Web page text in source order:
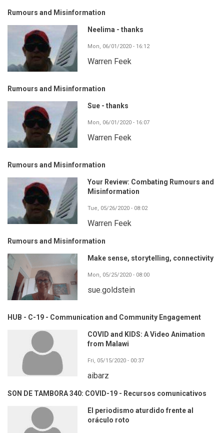
Rumours and Misinformation
Neelima - thanks
Mon, 06/01/2020 - 16:12
Warren Feek
Rumours and Misinformation
Sue - thanks
Mon, 06/01/2020 - 16:07
Warren Feek
Rumours and Misinformation
Your Review: Combating Rumours and
Misinformation
Tue, 05/26/2020 - 08:02
Warren Feek
Rumours and Misinformation
Make sense, storytelling, connectivity
Mon, 05/25/2020 - 08:00
sue.goldstein
HUB - C-19 - Communication and Community Engagement
COVID and KIDS: A Video Animation
from Malawi
Fri, 05/15/2020 - 00:37
aibarz
SON DE TAMBORA 340: COVID-19 - Recursos comunicativos
El periodismo aturdido frente al
oráculo roto